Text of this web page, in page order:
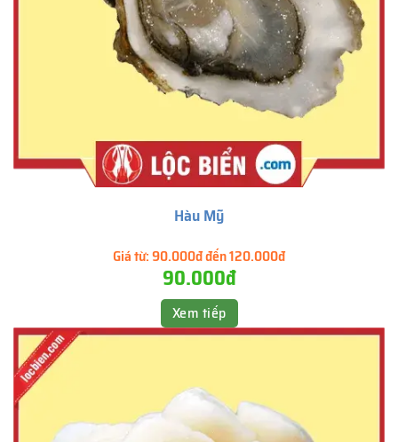
Hàu Mỹ
Giá từ:90.000đ đến 120.000đ
90.000đ
Xem tiếp